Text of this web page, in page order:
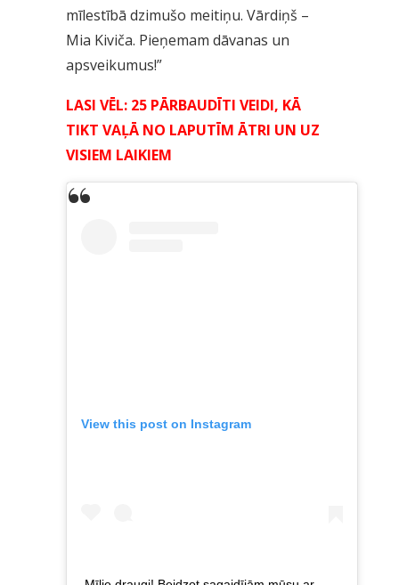
mīlestībā dzimušo meitiņu. Vārdiņš –
Mia Kiviča. Pieņemam dāvanas un
apsveikumus!”
LASI VĒL: 25 PĀRBAUDĪTI VEIDI, KĀ
TIKT VAĻĀ NO LAPUTĪM ĀTRI UN UZ
VISIEM LAIKIEM
View this post on Instagram